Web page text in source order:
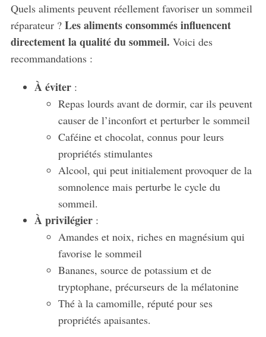
Quels aliments peuvent réellement favoriser un sommeil
réparateur ? Les aliments consommés influencent
directement la qualité du sommeil. Voici des
recommandations :
À éviter:
Repas lourds avant de dormir, car ils peuvent
causer de l’inconfort et perturber le sommeil
Caféine et chocolat, connus pour leurs
propriétés stimulantes
Alcool, qui peut initialement provoquer de la
somnolence mais perturbe le cycle du
sommeil.
À privilégier:
Amandes et noix, riches en magnésium qui
favorise le sommeil
Bananes, source de potassium et de
tryptophane, précurseurs de la mélatonine
Thé à la camomille, réputé pour ses
propriétés apaisantes.